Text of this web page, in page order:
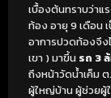
เบื้องต้นทราบว่า
ท้อง อายุ 9 เดือน
อาการปวดท้องจึง
เขา ) มาขึ้น รถ 3
ถึงหน้าวัดน้ำเค็ม
ผู้ใหญ่บ้าน ผู้ช่วยผู้